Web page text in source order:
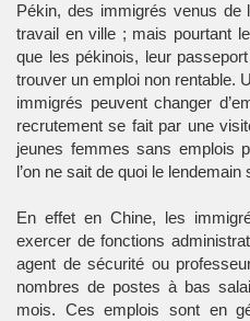
Pékin, des immigrés venus de
travail en ville ; mais pourtant
que les pékinois, leur
trouver un emploi non rentable.
immigrés peuvent changer
recrutement se fait par une
jeunes femmes sans emplois
l’on ne sait de quoi le lendemain
En effet en Chine, les
exercer de fonctions
agent de sécurité ou
nombres de postes à bas
mois. Ces emplois sont en